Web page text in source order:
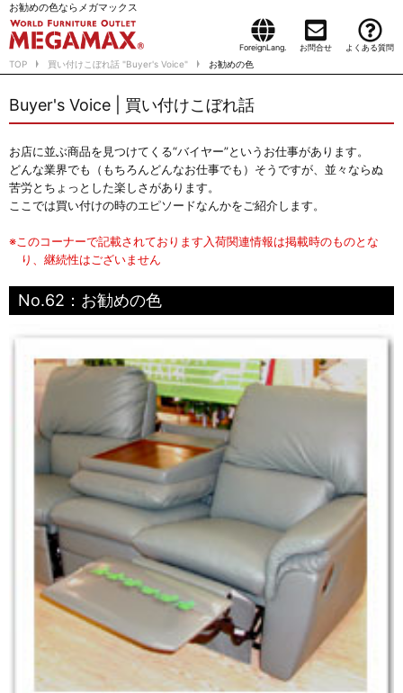
お勧めの色ならメガマックス
ForeignLang. お問合せ よくある質問
TOP 買い付けこぼれ話 "Buyer's Voice" お勧めの色
Buyer's Voice | 買い付けこぼれ話
お店に並ぶ商品を見つけてくる“バイヤー”というお仕事があります。
どんな業界でも（もちろんどんなお仕事でも）そうですが、並々ならぬ
苦労とちょっとした楽しさがあります。
ここでは買い付けの時のエピソードなんかをご紹介します。
※このコーナーで記載されております入荷関連情報は掲載時のものとな
り、継続性はございません
No.62：お勧めの色